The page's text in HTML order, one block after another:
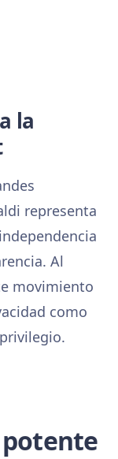
la
representa
Al
movimiento
como
potente